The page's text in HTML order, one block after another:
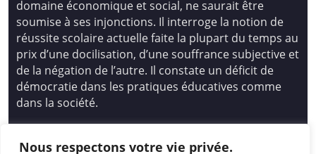
Nous respectons votre vie privée.
domaine économique et social, ne saurait être
soumise à ses injonctions. Il interroge la notion de
réussite scolaire actuelle faite la plupart du temps au
prix d’une docilisation, d’une souffrance subjective et
de la négation de l’autre. Il constate un déficit de
démocratie dans les pratiques éducatives comme
dans la société.